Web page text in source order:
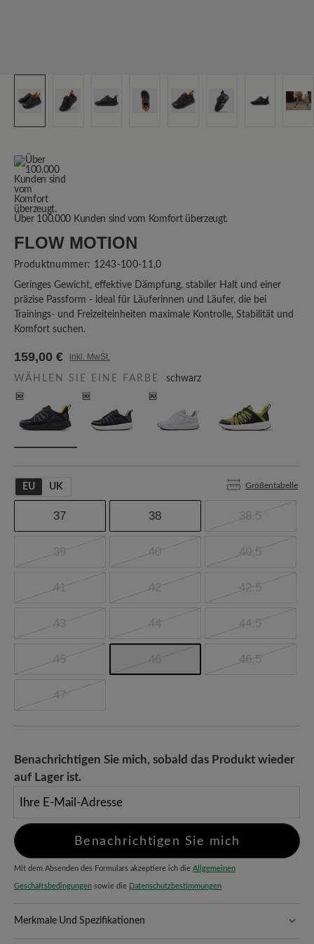
Über 100.000 Kunden sind vom Komfort überzeugt.
FLOW MOTION
Produktnummer: 1243-100-11,0
Geringes Gewicht, effektive Dämpfung, stabiler Halt und einer
präzise Passform - ideal für Läuferinnen und Läufer, die bei
Trainings- und Freizeiteinheiten maximale Kontrolle, Stabilität und
Komfort suchen.
159,00 € inkl. MwSt.
WÄHLEN SIE EINE FARBE schwarz
EU UK Größentabelle
37 38 38.5
39 40 40,5
41 42 42.5
43 44 44,5
45 46,5
47
Benachrichtigen Sie mich, sobald das Produkt wieder
auf Lager ist.
Benachrichtigen Sie mich
Mit dem Absenden des Formulars akzeptiere ich die Allgemeinen
Geschäftsbedingungen sowie die Datenschutzbestimmungen
Merkmale Und Spezifikationen